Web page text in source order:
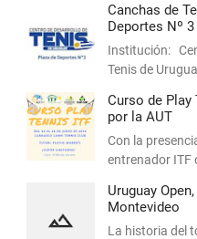
Canchas de
Deportes Nº
Institución:
Tenis de
Curso de Play
por la AUT
Con la
entrenador ITF
Uruguay
Montevideo
La historia del